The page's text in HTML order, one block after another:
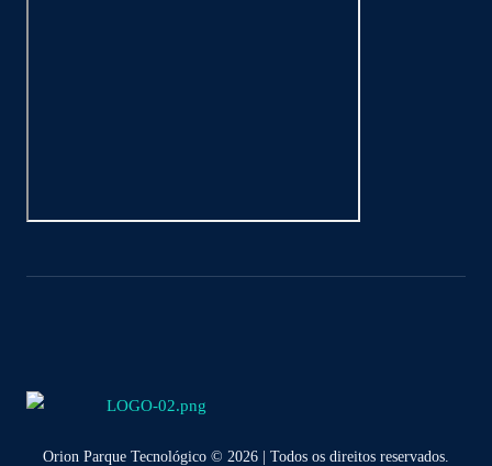
Orion Parque Tecnológico © 2026 | Todos os direitos reservados.